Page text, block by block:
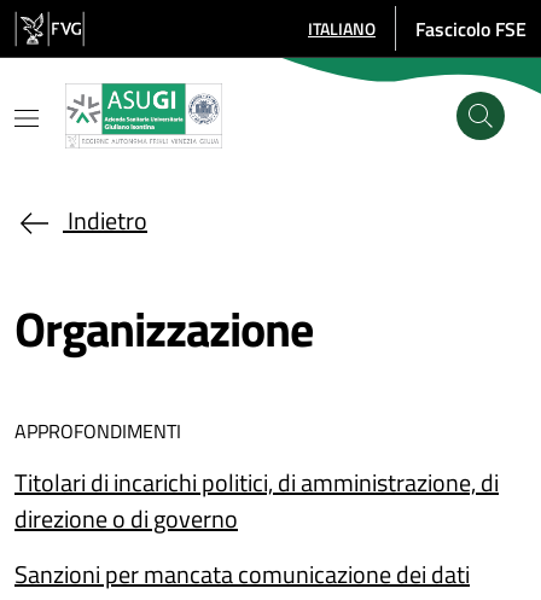
Salta al contenuto principale
SELEZIONE LINGUA: LINGUA
ITALIANO Fascicolo FSE
Indietro
Organizzazione
APPROFONDIMENTI
Titolari di incarichi politici, di amministrazione, di
direzione o di governo
Sanzioni per mancata comunicazione dei dati